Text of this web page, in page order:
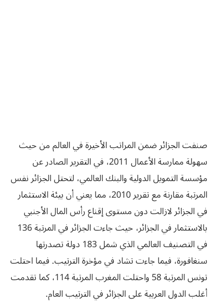
صنفت الجزائر ضمن المراتب الأخيرة في العالم من حيث
سهولة ممارسة الأعمال 2011، في التقرير الصادر عن
مؤسسة التمويل الدولية والبنك العالمي، لتحتل الجزائر نفس
المرتبة مقارنة مع تقرير 2010، مما يعني أن بيئة الاستثمار
في الجزائر لازالت دون مستوى إقناع رأس المال الأجنبي
بالاستثمار في الجزائر، حيث جاءت الجزائر في المرتبة 136
في التصنيف العالمي الذي شمل 183 دولة تصدرتها
سنغافورة، فيما جاءت تشاد في مؤخرة الترتيب. فيما احتلت
تونس المرتبة 58 واحتلت المغرب المرتبة 114، كما تقدمت
أغلب الدول العربية على الجزائر في الترتيب العام.